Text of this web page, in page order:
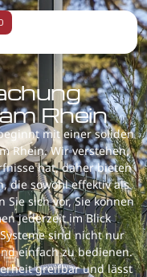
Rhein
mit einer soliden
Rhein. Wir verstehen,
hat, daher bieten
die sowohl effektiv als
sich vor, Sie können
jederzeit im Blick
sind nicht nur
einfach zu bedienen.
greifbar und lässt